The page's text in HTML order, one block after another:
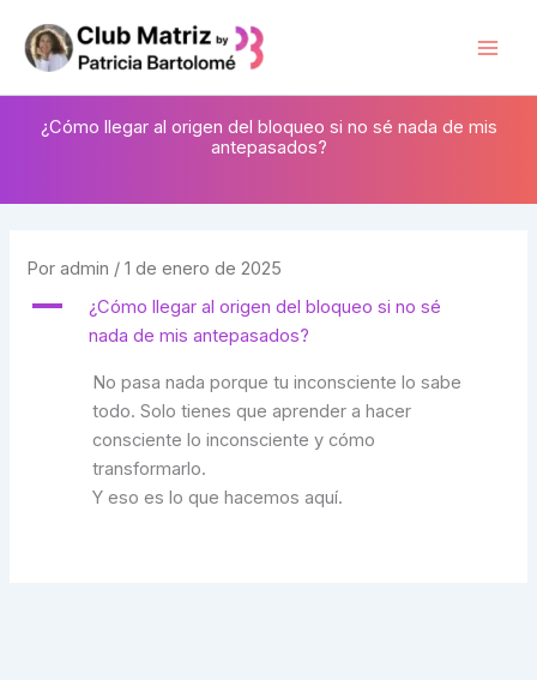
contenido
¿Cómo llegar al origen del bloqueo si no sé nada de mis
antepasados?
Poradmin /1 de enero de 2025
A
¿Cómo llegar al origen del bloqueo si no sé
nada de mis antepasados?
No pasa nada porque tu inconsciente lo sabe
todo. Solo tienes que aprender a hacer
consciente lo inconsciente y cómo
transformarlo.
Y eso es lo que hacemos aquí.